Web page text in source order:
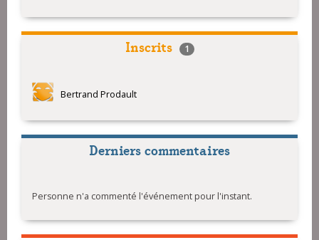
Inscrits 1
Bertrand Prodault
Derniers commentaires
Personne n'a commenté l'événement pour l'instant.